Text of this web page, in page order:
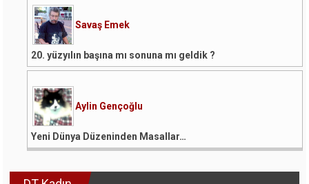
Savaş Emek
20. yüzyılın başına mı sonuna mı geldik ?
Aylin Gençoğlu
Yeni Dünya Düzeninden Masallar…